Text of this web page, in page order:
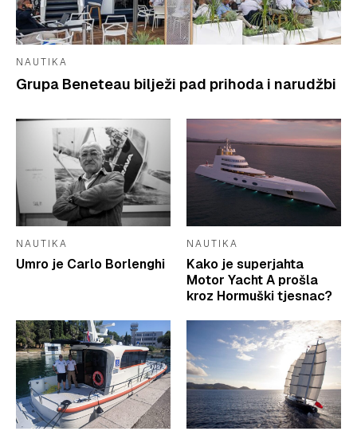
NAUTIKA
Grupa Beneteau bilježi pad prihoda i narudžbi
NAUTIKA
Umro je Carlo Borlenghi
NAUTIKA
Kako je superjahta
Motor Yacht A prošla
kroz Hormuški tjesnac?